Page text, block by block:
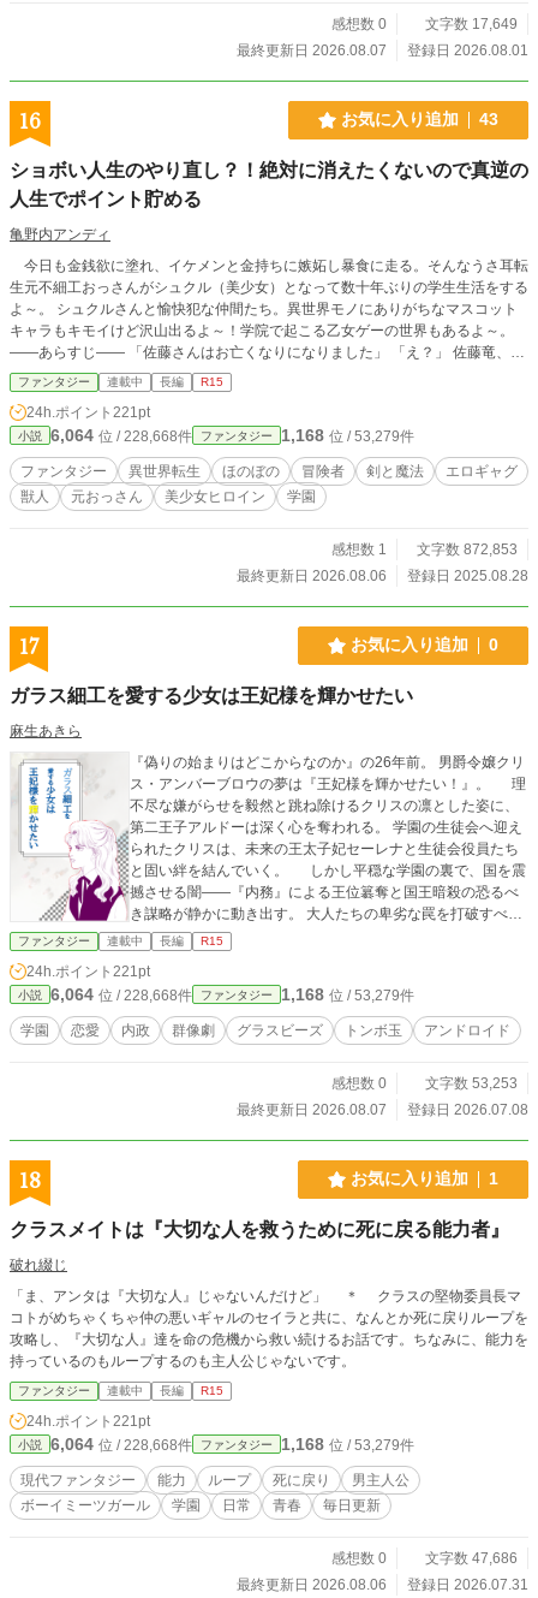
感想数 0
文字数 17,649
最終更新日 2026.08.07
登録日 2026.08.01
16 お気に入り追加 43
ショボい人生のやり直し？！絶対に消えたくないので真逆の
人生でポイント貯める
亀野内アンディ
今日も金銭欲に塗れ、イケメンと金持ちに嫉妬し暴食に走る。そんなうさ耳転
生元不細工おっさんがシュクル（美少女）となって数十年ぶりの学生生活をする
よ～。 シュクルさんと愉快犯な仲間たち。異世界モノにありがちなマスコット
キャラもキモイけど沢山出るよ～！学院で起こる乙女ゲーの世界もあるよ～。
――あらすじ―― 「佐藤さんはお亡くなりになりました」 「え？」 佐藤竜、独
身リーマン。ビルの倒壊で享年（40）案内役に連れられ天へと向かう
が⋯⋯⋯⋯ 「佐藤竜はさぁ、色んな世界でも特に人気の高い地球の日本に産ま
れて一体何を成し遂げたの？」 「え？」 「五体満足な体。戦いの無い安全な環
境で育ち、衣食住は常に満たされて、それで何をしたの？」 俺は恵まれた環境
であまりにもショボい人生を送っていたらしい。このままでは⋯⋯⋯⋯ 「は
ぁ。どうしようかな。消すかな。君を」 「消す？！怖いです！許して下さ
い！」 「う～ん。じゃあ君は佐藤と真逆の人生を歩ませようかな？そこで人生
おっさん、外殻は美少女⋯⋯時々漏れ出すおっさん的言動、中間管理職の疲れた
雰囲気⋯⋯独り言⋯⋯ シュクルは無事、経験ポイントを二人分貯められるのだ
ろうか？！ ※ハイファンではありますがギャグ寄りです。カッコいい戦闘シー
ンはありません。カッコ悪いシーンはあります。時々下ネタがございますのでご
注意ください。
ファンタジー 連載中 長編 R15
24h.ポイント 221pt
小説 6,064 位 / 228,668件 ファンタジー 1,168 位 / 53,279件
ファンタジー 異世界転生 ほのぼの 冒険者 剣と魔法
エロギャグ
獣人
元おっさん 美少女ヒロイン 学園
感想数 1
文字数 872,853
最終更新日 2026.08.06
登録日 2025.08.28
17 お気に入り追加 0
ガラス細工を愛する少女は王妃様を輝かせたい
麻生あきら
『偽りの始まりはどこからなのか』の26年前。 男爵令嬢クリ
ス・アンバーブロウの夢は『王妃様を輝かせたい！』。 理
不尽な嫌がらせを毅然と跳ね除けるクリスの凛とした姿に、
第二王子アルドーは深く心を奪われる。 学園の生徒会へ迎え
られたクリスは、未来の王太子妃セーレナと生徒会役員たち
と固い絆を結んでいく。 しかし平穏な学園の裏で、国を震
撼させる闇――『内務』による王位簒奪と国王暗殺の恐るべ
き謀略が静かに動き出す。 大人たちの卑劣な罠を打破すべく
命がけで立ち上がる、アルドーとクリス。 激動の渦中で、
クリスはアルドーからの愛を真っ直ぐに注がれ、身分を超え
て深く想いを通わせていく。 「自分たちの手で新しい国と
二人の未来を支える」と誓った若者たちの、情熱と不屈の物
語。
ファンタジー 連載中 長編 R15
24h.ポイント 221pt
小説 6,064 位 / 228,668件 ファンタジー 1,168 位 / 53,279件
学園 恋愛 内政 群像劇 グラスビーズ トンボ玉 アンドロイド
感想数 0
文字数 53,253
最終更新日 2026.08.07
登録日 2026.07.08
18 お気に入り追加 1
クラスメイトは『大切な人を救うために死に戻る能力者』
破れ綴じ
「ま、アンタは『大切な人』じゃないんだけど」 ＊ クラスの堅物委員長マ
コトがめちゃくちゃ仲の悪いギャルのセイラと共に、なんとか死に戻りループを
攻略し、『大切な人』達を命の危機から救い続けるお話です。ちなみに、能力を
持っているのもループするのも主人公じゃないです。
ファンタジー 連載中 長編 R15
24h.ポイント 221pt
小説 6,064 位 / 228,668件 ファンタジー 1,168 位 / 53,279件
現代ファンタジー 能力 ループ 死に戻り
男主人公
ボーイミーツガール
学園 日常 青春 毎日更新
感想数 0
文字数 47,686
最終更新日 2026.08.06
登録日 2026.07.31